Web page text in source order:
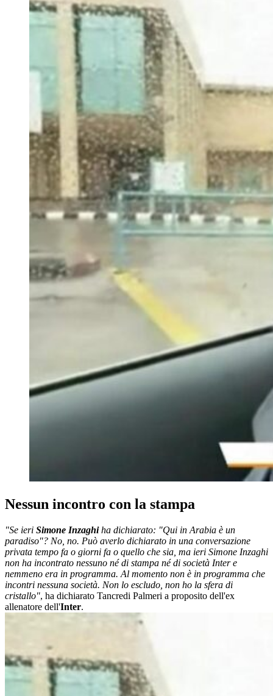
Nessun incontro con la stampa
"Se ieri Simone Inzaghiha dichiarato: "Qui in Arabia è un
paradiso"? No, no. Può averlo dichiarato in una conversazione
privata tempo fa o giorni fa o quello che sia, ma ieri Simone Inzaghi
non ha incontrato nessuno né di stampa né di società Inter e
nemmeno era in programma. Al momento non è in programma che
incontri nessuna società. Non lo escludo, non ho la sfera di
cristallo", ha dichiarato Tancredi Palmeri a proposito dell'ex
allenatore dell'Inter.